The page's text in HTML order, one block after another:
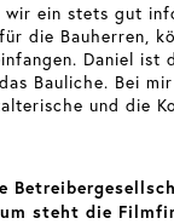
wir ein stets gut
die Bauherren,
Daniel ist
Bauliche. Bei
und die
steht die